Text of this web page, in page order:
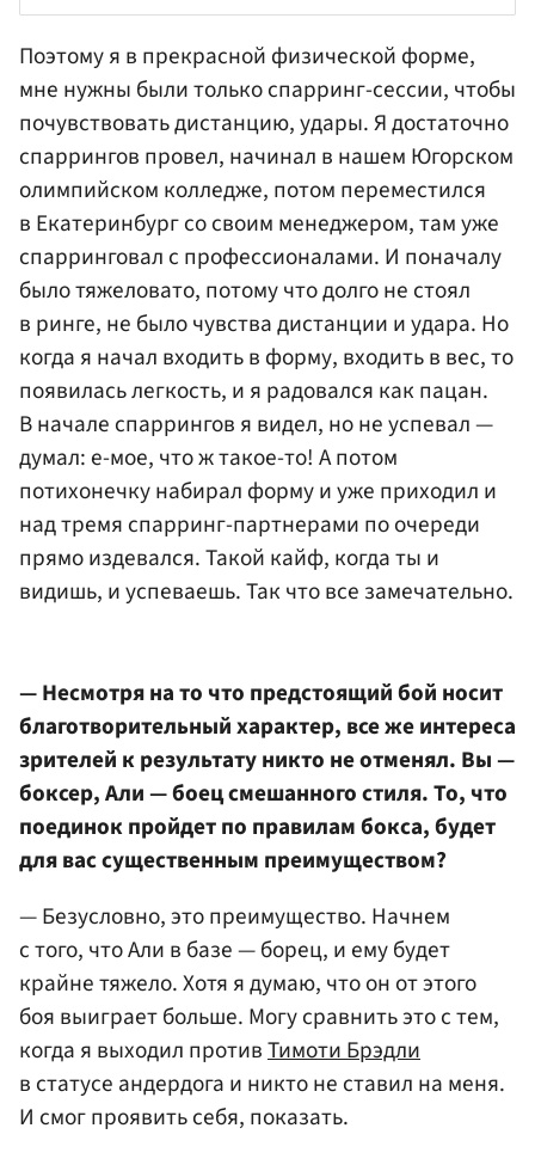
Поэтому я в прекрасной физической форме,
мне нужны были только спарринг-сессии, чтобы
почувствовать дистанцию, удары. Я достаточно
спаррингов провел, начинал в нашем Югорском
олимпийском колледже, потом переместился
в Екатеринбург со своим менеджером, там уже
спарринговал с профессионалами. И поначалу
было тяжеловато, потому что долго не стоял
в ринге, не было чувства дистанции и удара. Но
когда я начал входить в форму, входить в вес, то
появилась легкость, и я радовался как пацан.
В начале спаррингов я видел, но не успевал —
думал: е-мое, что ж такое-то! А потом
потихонечку набирал форму и уже приходил и
над тремя спарринг-партнерами по очереди
прямо издевался. Такой кайф, когда ты и
видишь, и успеваешь. Так что все замечательно.
— Несмотря на то что предстоящий бой носит
благотворительный характер, все же интереса
зрителей к результату никто не отменял. Вы —
боксер, Али — боец смешанного стиля. То, что
поединок пройдет по правилам бокса, будет
для вас существенным преимуществом?
— Безусловно, это преимущество. Начнем
с того, что Али в базе — борец, и ему будет
крайне тяжело. Хотя я думаю, что он от этого
боя выиграет больше. Могу сравнить это с тем,
когда я выходил противТимоти Брэдли
в статусе андердога и никто не ставил на меня.
И смог проявить себя, показать.